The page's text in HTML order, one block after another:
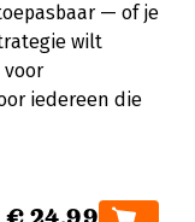
— of je
wilt
iedereen die